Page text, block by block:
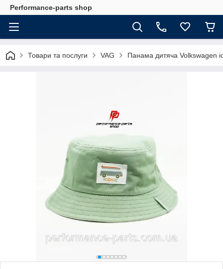
Performance-parts shop
Товари та послуги VAG Панама дитяча Volkswagen